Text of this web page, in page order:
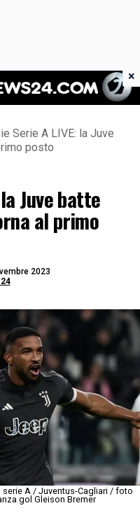
24
Serie A LIVE: la Juve
posto
Juve batte
al primo
2023
A / Juventus-Cagliari / foto
gol Gleison Bremer
×